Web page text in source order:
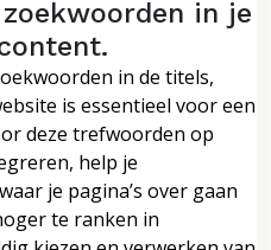
in je
in de titels,
is essentieel voor een
deze trefwoorden op
help je
je pagina’s over gaan
te ranken in